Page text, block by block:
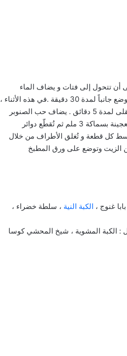
أن تتحول إلى فتات و يضاف الماء
تدريجياً و تُمزج المكونات إلى أن تتكوّن عجينة ، ثم يُغطّى الوعاء بواسطة قطعة قماش ويوضع جانباً لمدة 30 دقيقة .في هذه الأثناء ،
يحمّى الزيت النباتي في قدرٍ ويُقلى البصل لمدة دقيقتين ثم يُضاف لحم الغنم المفروم ويُقلى لمدة 5 دقائق . يضاف حب الصنوبر
المحمص والبهارات ثم تحرك المكونات إلى أن تمتزج جيداً ببعضها وتُرفع عن النار . ترق العجينة بسماكة 3 ملم ثم تُقطّع دوائر
كل قطعة و تُغلق الأطراف من خلال
الزيت وتوضع على ورق المطبخ
غنوج ، الكبة النية ، سلطة خضراء ،
: الكبة المشوية ، شيخ المحشي كوسا